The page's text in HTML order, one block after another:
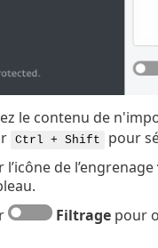
le contenu de
Ctrl + Shift
pour
l’icône de l’engrenage
Filtragepour